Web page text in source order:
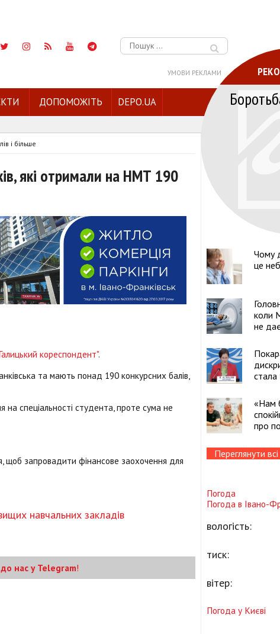
Пошук:
УМОВИ РЕКЛАМИ
ДОПОМОЖІТЬ DEPO.UA
і більше
які отримали на НМТ 190
кореспондент".
та мають понад 190 конкурсних балів,
на спеціальності студента, проте сума не
щоб запровадити фінансове заохочення для
навчальних закладів
нас у Telegram!
Чому
це
коли
не
«Нам
про
Переглянути
Погода
Погода в Івано-
вологість:
тиск:
вітер:
Погода у Києві